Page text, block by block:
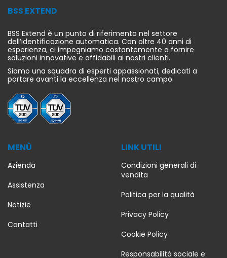
Outlet
BSS EXTEND
BSS Extend è un punto di riferimento nel settore
dell’identificazione automatica. Con oltre 40 anni di
esperienza, ci impegniamo costantemente a fornire
soluzioni innovative e affidabili ai nostri clienti.
Siamo una squadra di esperti appassionati, dedicati a
portare avanti la eccellenza nel nostro campo.
MENÙ
Azienda
Assistenza
Notizie
Contatti
LINK UTILI
Condizioni generali di
vendita
Politica per la qualità
Privacy Policy
Cookie Policy
Responsabilità sociale e